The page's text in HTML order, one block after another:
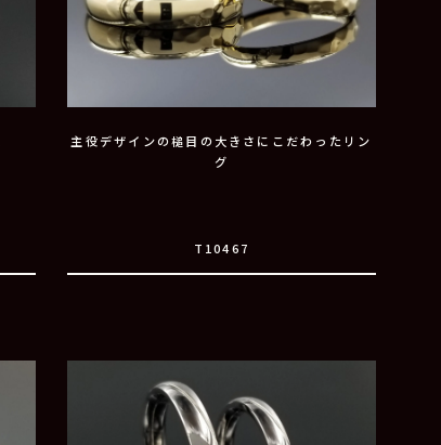
主役デザインの槌目の大きさにこだわったリン
グ
T10467